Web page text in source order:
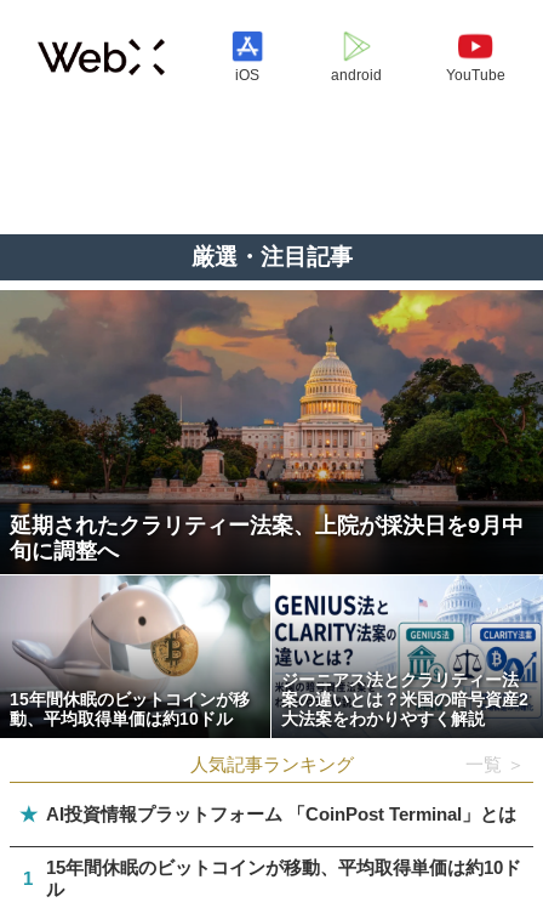
iOS android YouTube
厳選・注目記事
延期されたクラリティー法案、上院が採決日を9月中
旬に調整へ
15年間休眠のビットコインが移
動、平均取得単価は約10ドル
ジーニアス法とクラリティー法
案の違いとは？米国の暗号資産2
大法案をわかりやすく解説
人気記事ランキング 一覧 ＞
★ AI投資情報プラットフォーム 「CoinPost Terminal」とは
1
15年間休眠のビットコインが移動、平均取得単価は約10ド
ル